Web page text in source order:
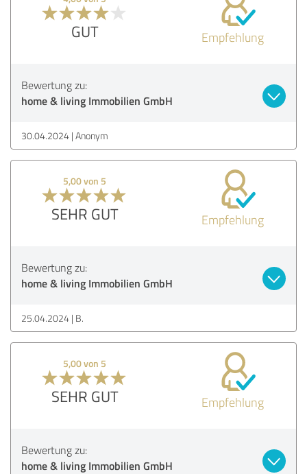
GUT Empfehlung
Bewertung zu:
home & living Immobilien GmbH
30.04.2024 Anonym
5,00 von 5
SEHR GUT Empfehlung
Bewertung zu:
home & living Immobilien GmbH
25.04.2024 B.
5,00 von 5
SEHR GUT Empfehlung
Bewertung zu:
home & living Immobilien GmbH